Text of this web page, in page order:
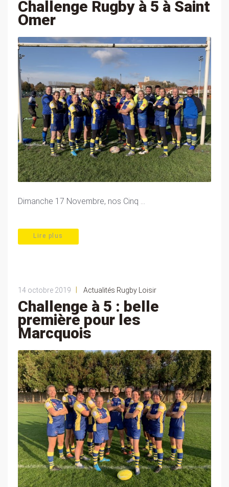
Challenge Rugby à 5 à Saint
Omer
Dimanche 17 Novembre, nos Cinq ...
Lire plus
14 octobre 2019 Actualités Rugby Loisir
Challenge à 5 : belle
première pour les
Marcquois